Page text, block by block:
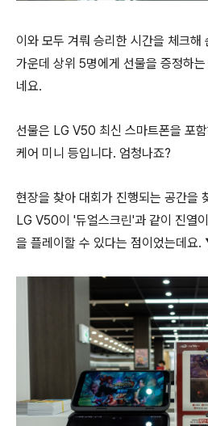
이와 모두 겨뤄 승리한 시간을 체크해
가운데 상위 5명에게 선물을 증정하
네요.
선물은 LG V50 최신 스마트폰을 포
케어 미니 등입니다. 엄청나죠?
현장을 찾아 대회가 진행되는 공간을
LG V50이 '듀얼스크린'과 같이 진열
을 플레이할 수 있다는 점이었는데요